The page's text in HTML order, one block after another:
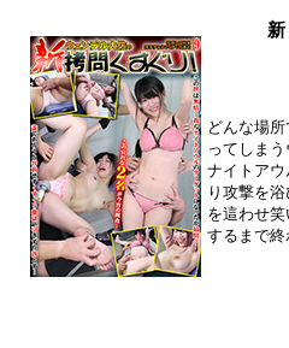
新
どんな場
ってしま
ナイトア
り攻撃を
を這わせ
するまで